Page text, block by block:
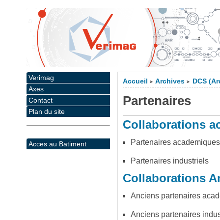
Accueil > Archives > DCS
Partenaires
Collaborations
Partenaires academiques
Partenaires industriels
Collaborations
Anciens partenaires
Anciens partenaires
Verimag
Axes
Contact
Plan du site
Acces au Batiment